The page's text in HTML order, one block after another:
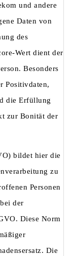
und andere
Daten von
des
Wert dient der
Besonders
Positivdaten,
die Erfüllung
zur Bonität der
bildet hier die
zu
Personen
der
Diese Norm
Die